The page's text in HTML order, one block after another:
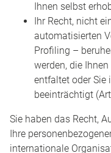
Ihnen selbst
Ihr Recht, nicht
automatisierten
Profiling –
werden, die
entfaltet oder Sie
beeinträchtigt
Sie haben das Recht,
Ihre
internationale